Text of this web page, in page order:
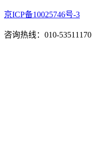
京ICP备10025746号-3
咨询热线：010-53511170